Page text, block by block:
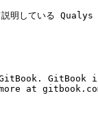
いて説明してい
GitBook
at